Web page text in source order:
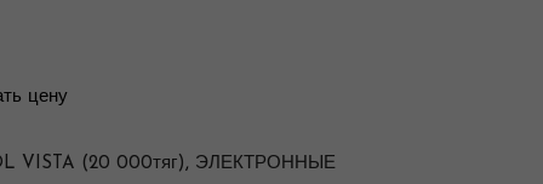
цену
VISTA (20 000тяг), ЭЛЕКТРОННЫЕ